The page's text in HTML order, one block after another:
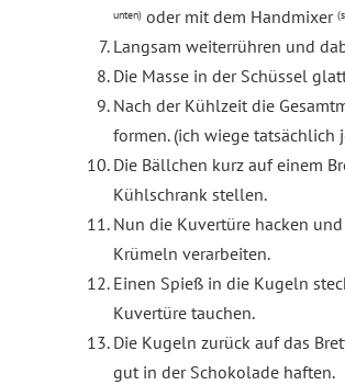
unten) oder mit dem Handmixer
Langsam weiterrühren und
Die Masse in der Schüssel
Nach der Kühlzeit die
formen. (ich wiege
Die Bällchen kurz auf einem
Kühlschrank stellen.
Nun die Kuvertüre hacken
Krümeln verarbeiten.
Einen Spieß in die Kugeln
Kuvertüre tauchen.
Die Kugeln zurück auf das
gut in der Schokolade haften.